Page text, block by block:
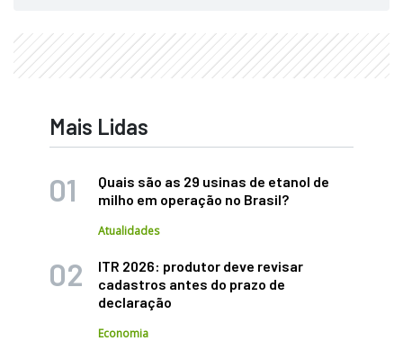
Mais Lidas
Quais são as 29 usinas de etanol de
milho em operação no Brasil?
Atualidades
ITR 2026: produtor deve revisar
cadastros antes do prazo de
declaração
Economia